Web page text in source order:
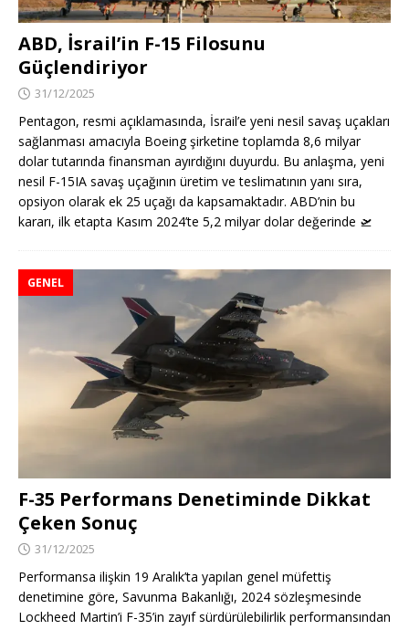
ABD, İsrail’in F-15 Filosunu
Güçlendiriyor
31/12/2025
Pentagon, resmi açıklamasında, İsrail’e yeni nesil savaş uçakları
sağlanması amacıyla Boeing şirketine toplamda 8,6 milyar
dolar tutarında finansman ayırdığını duyurdu. Bu anlaşma, yeni
nesil F-15IA savaş uçağının üretim ve teslimatının yanı sıra,
opsiyon olarak ek 25 uçağı da kapsamaktadır. ABD’nin bu
kararı, ilk etapta Kasım 2024’te 5,2 milyar dolar değerinde 🛫
GENEL
F-35 Performans Denetiminde Dikkat
Çeken Sonuç
31/12/2025
Performansa ilişkin 19 Aralık’ta yapılan genel müfettiş
denetimine göre, Savunma Bakanlığı, 2024 sözleşmesinde
Lockheed Martin’i F-35’in zayıf sürdürülebilirlik performansından